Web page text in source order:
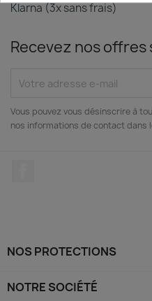
Klarna (3x sans frais)
Recevez nos offres
Vous pouvez vous désinscrire à
nos informations de contact
NOS PROTECTIONS
NOTRE SOCIÉTÉ